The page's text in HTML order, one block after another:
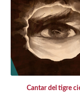
Cantar del tigre